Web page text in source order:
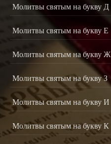
Молитвы святым на букву Д
Молитвы святым на букву Е
Молитвы святым на букву Ж
Молитвы святым на букву З
Молитвы святым на букву И
Молитвы святым на букву К